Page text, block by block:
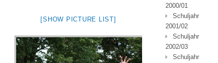
[SHOW PICTURE LIST]
2000/01
Schuljahr
2001/02
Schuljahr
2002/03
Schuljahr